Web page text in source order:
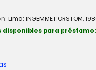
Lima: INGEMMET:ORSTOM,
disponibles para préstamo: